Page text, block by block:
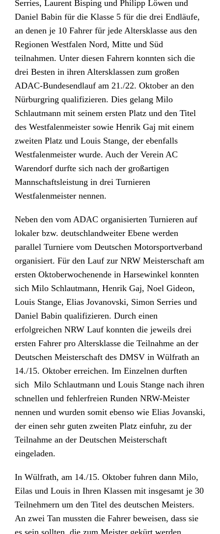
Serries, Laurent Bisping und Philipp Löwen und
Daniel Babin für die Klasse 5 für die drei Endläufe,
an denen je 10 Fahrer für jede Altersklasse aus den
Regionen Westfalen Nord, Mitte und Süd
teilnahmen. Unter diesen Fahrern konnten sich die
drei Besten in ihren Altersklassen zum großen
ADAC-Bundesendlauf am 21./22. Oktober an den
Nürburgring qualifizieren. Dies gelang Milo
Schlautmann mit seinem ersten Platz und den Titel
des Westfalenmeister sowie Henrik Gaj mit einem
zweiten Platz und Louis Stange, der ebenfalls
Westfalenmeister wurde. Auch der Verein AC
Warendorf durfte sich nach der großartigen
Mannschaftsleistung in drei Turnieren
Westfalenmeister nennen.
Neben den vom ADAC organisierten Turnieren auf
lokaler bzw. deutschlandweiter Ebene werden
parallel Turniere vom Deutschen Motorsportverband
organisiert. Für den Lauf zur NRW Meisterschaft am
ersten Oktoberwochenende in Harsewinkel konnten
sich Milo Schlautmann, Henrik Gaj, Noel Gideon,
Louis Stange, Elias Jovanovski, Simon Serries und
Daniel Babin qualifizieren. Durch einen
erfolgreichen NRW Lauf konnten die jeweils drei
ersten Fahrer pro Altersklasse die Teilnahme an der
Deutschen Meisterschaft des DMSV in Wülfrath an
14./15. Oktober erreichen. Im Einzelnen durften
sich Milo Schlautmann und Louis Stange nach ihren
schnellen und fehlerfreien Runden NRW-Meister
nennen und wurden somit ebenso wie Elias Jovanski,
der einen sehr guten zweiten Platz einfuhr, zu der
Teilnahme an der Deutschen Meisterschaft
eingeladen.
In Wülfrath, am 14./15. Oktober fuhren dann Milo,
Eilas und Louis in Ihren Klassen mit insgesamt je 30
Teilnehmern um den Titel des deutschen Meisters.
An zwei Tan mussten die Fahrer beweisen, dass sie
es sein sollten, die zum Meister gekürt werden.